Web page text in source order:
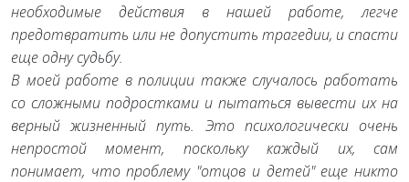
необходимые действия в нашей работе, легче
предотвратить или не допустить трагедии, и спасти
еще одну судьбу.
В моей работе в полиции также случалось работать
со сложными подростками и пытаться вывести их на
верный жизненный путь. Это психологически очень
непростой момент, поскольку каждый их, сам
понимает, что проблему "отцов и детей" еще никто